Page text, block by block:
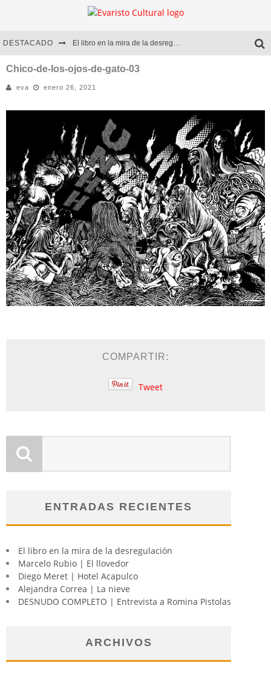
DESTACADO El libro en la mira de la desregulación
Marcelo Rubio | El llovedor
Diego Meret | Hotel Acapulco
Chico-de-los-ojos-de-gato-03
eva enero 26, 2021
COMPARTIR:
Tweet
ENTRADAS RECIENTES
El libro en la mira de la desregulación
Marcelo Rubio | El llovedor
Diego Meret | Hotel Acapulco
Alejandra Correa | La nieve
DESNUDO COMPLETO | Entrevista a Romina Pistolas
ARCHIVOS